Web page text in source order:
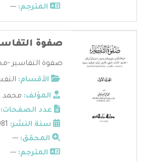
المترجم: ---
صفوة
صفوة التفاسير -
الأقسام:
المؤلف: محمد
عدد الصفحات:
سنة النشر:
المحقق: ---
المترجم: ---